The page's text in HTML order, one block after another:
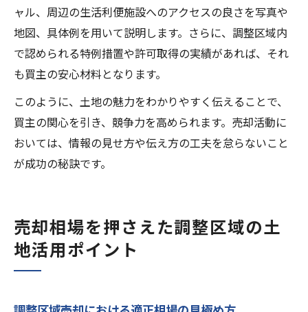
ャル、周辺の生活利便施設へのアクセスの良さを写真や
地図、具体例を用いて説明します。さらに、調整区域内
で認められる特例措置や許可取得の実績があれば、それ
も買主の安心材料となります。
このように、土地の魅力をわかりやすく伝えることで、
買主の関心を引き、競争力を高められます。売却活動に
おいては、情報の見せ方や伝え方の工夫を怠らないこと
が成功の秘訣です。
売却相場を押さえた調整区域の土
地活用ポイント